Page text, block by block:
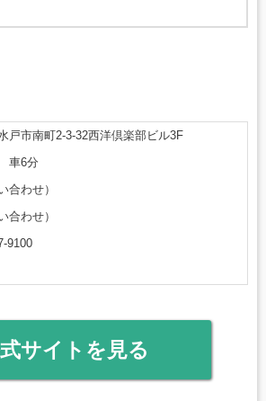
戸市南町2-3-32西洋倶楽部ビル3F
車6分
合わせ）
合わせ）
9100
サイトを見る